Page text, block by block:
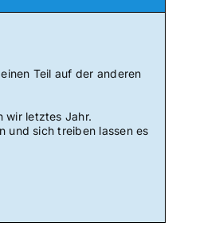
Teil auf der anderen
wir letztes Jahr.
und sich treiben lassen es